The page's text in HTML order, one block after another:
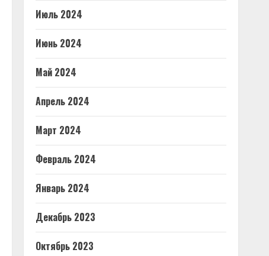
Июль 2024
Июнь 2024
Май 2024
Апрель 2024
Март 2024
Февраль 2024
Январь 2024
Декабрь 2023
Октябрь 2023